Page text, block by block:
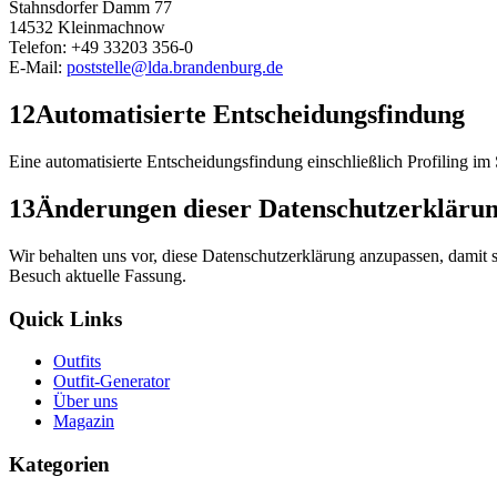
Stahnsdorfer Damm 77
14532 Kleinmachnow
Telefon: +49 33203 356-0
E-Mail: poststelle@lda.brandenburg.de
12Automatisierte Entscheidungsfindung
Eine automatisierte Entscheidungsfindung einschließlich Profiling
13Änderungen dieser
Wir behalten uns vor, diese Datenschutzerklärung anzupassen,
Besuch aktuelle Fassung.
Quick Links
Outfits
Outfit-Generator
Über uns
Magazin
Kategorien